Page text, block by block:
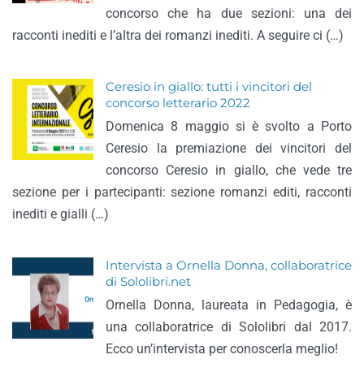
concorso che ha due sezioni: una dei
racconti inediti e l’altra dei romanzi inediti. A seguire ci (…)
Ceresio in giallo: tutti i vincitori del
concorso letterario 2022
Domenica 8 maggio si è svolto a Porto
Ceresio la premiazione dei vincitori del
concorso Ceresio in giallo, che vede tre
sezione per i partecipanti: sezione romanzi editi, racconti
inediti e gialli (…)
Intervista a Ornella Donna, collaboratrice
di Sololibri.net
Ornella Donna, laureata in Pedagogia, è
una collaboratrice di Sololibri dal 2017.
Ecco un’intervista per conoscerla meglio!